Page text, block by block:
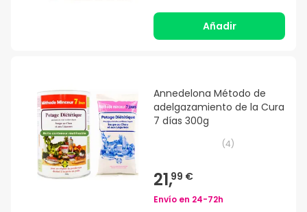
Añadir
Annedelona Método de
adelgazamiento de la Cura
7 días 300g
(4)
21,99 €
Envío en 24-72h